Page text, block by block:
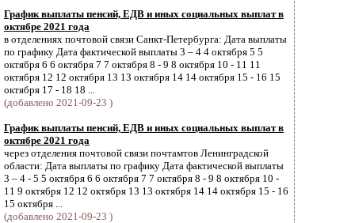
График выплаты пенсий, ЕДВ и иных социальных выплат в
октябре 2021 года
в отделениях почтовой связи Санкт-Петербурга: Дата выплаты
по графику Дата фактической выплаты 3 – 4 4 октября 5 5
октября 6 6 октября 7 7 октября 8 - 9 8 октября 10 - 11 11
октября 12 12 октября 13 13 октября 14 14 октября 15 - 16 15
октября 17 - 18 18 ...
(добавлено 2021-09-23 )
График выплаты пенсий, ЕДВ и иных социальных выплат в
октябре 2021 года
через отделения почтовой связи почтамтов Ленинградской
области: Дата выплаты по графику Дата фактической выплаты
3 – 4 - 5 5 октября 6 6 октября 7 7 октября 8 - 9 8 октября 10 -
11 9 октября 12 12 октября 13 13 октября 14 14 октября 15 - 16
15 октября ...
(добавлено 2021-09-23 )